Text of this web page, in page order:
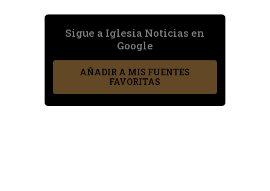
Sigue a Iglesia Noticias en
Google
AÑADIR A MIS FUENTES
FAVORITAS